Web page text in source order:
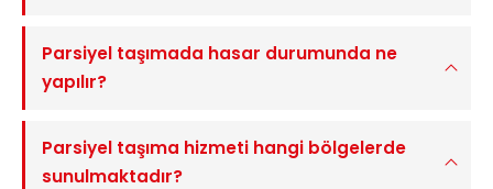
Parsiyel taşımada hasar durumunda ne
yapılır?
Parsiyel taşıma hizmeti hangi bölgelerde
sunulmaktadır?